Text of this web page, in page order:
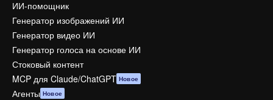
ИИ-помощник
Генератор изображений ИИ
Генератор видео ИИ
Генератор голоса на основе ИИ
Стоковый контент
MCP для Claude/ChatGPT Новое
Агенты Новое